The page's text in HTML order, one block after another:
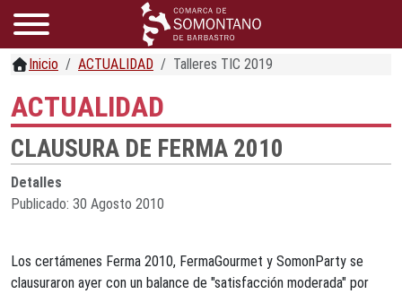
Inicio ACTUALIDAD Talleres TIC 2019
ACTUALIDAD
CLAUSURA DE FERMA 2010
Detalles
Publicado: 30 Agosto 2010
Los certámenes Ferma 2010, FermaGourmet y SomonParty se
clausuraron ayer con un balance de "satisfacción moderada" por